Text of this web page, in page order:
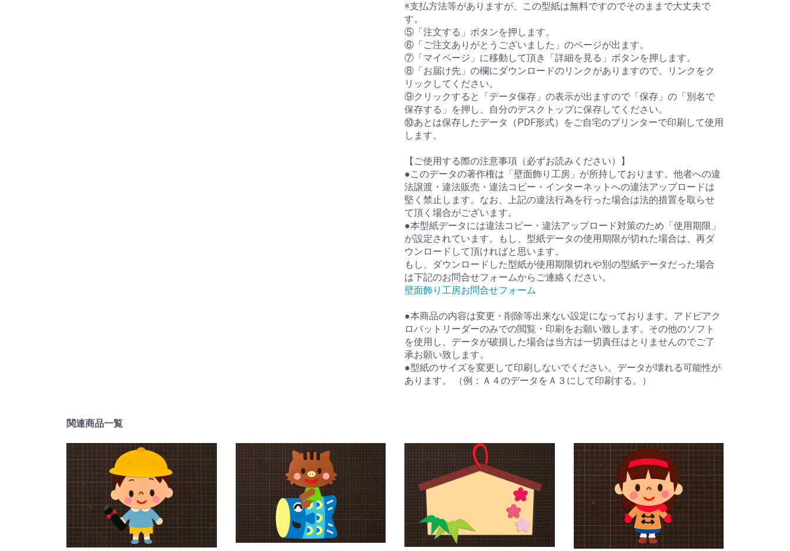
※支払方法等がありますが、この型紙は無料ですのでそのままで大丈夫で
す。
⑤「注文する」ボタンを押します。
⑥「ご注文ありがとうございました」のページが出ます。
⑦「マイページ」に移動して頂き「詳細を見る」ボタンを押します。
⑧「お届け先」の欄にダウンロードのリンクがありますので、リンクをク
リックしてください。
⑨クリックすると「データ保存」の表示が出ますので「保存」の「別名で
保存する」を押し、自分のデスクトップに保存してください。
⑩あとは保存したデータ（PDF形式）をご自宅のプリンターで印刷して使用
します。
【ご使用する際の注意事項（必ずお読みください）】
●このデータの著作権は「壁面飾り工房」が所持しております。他者への違
法譲渡・違法販売・違法コピー・インターネットへの違法アップロードは
堅く禁止します。なお、上記の違法行為を行った場合は法的措置を取らせ
て頂く場合がございます。
●本型紙データには違法コピー・違法アップロード対策のため「使用期限」
が設定されています。もし、型紙データの使用期限が切れた場合は、再ダ
ウンロードして頂ければと思います。
もし、ダウンロードした型紙が使用期限切れや別の型紙データだった場合
は下記のお問合せフォームからご連絡ください。
壁面飾り工房お問合せフォーム
●本商品の内容は変更・削除等出来ない設定になっております。アドビアク
ロバットリーダーのみでの閲覧・印刷をお願い致します。その他のソフト
を使用し、データが破損した場合は当方は一切責任はとりませんのでご了
承お願い致します。
●型紙のサイズを変更して印刷しないでください。データが壊れる可能性が
あります。 （例：Ａ４のデータをＡ３にして印刷する。）
関連商品一覧